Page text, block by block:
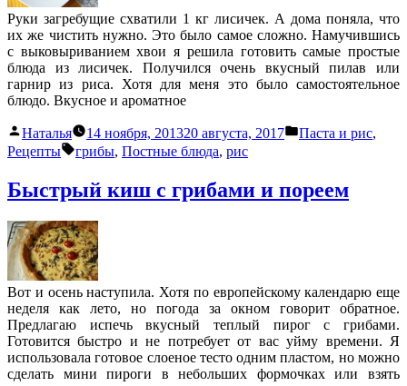
Руки загребущие схватили 1 кг лисичек. А дома поняла, что
их же чистить нужно. Это было самое сложно. Намучившись
с выковыриванием хвои я решила готовить самые простые
блюда из лисичек. Получился очень вкусный пилав или
гарнир из риса. Хотя для меня это было самостоятельное
блюдо. Вкусное и ароматное
Написано
автором
Наталья 14 ноября, 201320 августа, 2017
Написано
Паста и рис,
Рецепты
Метки:
грибы, Постные блюда, рис
Быстрый киш с грибами и пореем
Вот и осень наступила. Хотя по европейскому календарю еще
неделя как лето, но погода за окном говорит обратное.
Предлагаю испечь вкусный теплый пирог с грибами.
Готовится быстро и не потребует от вас уйму времени. Я
использовала готовое слоеное тесто одним пластом, но можно
сделать мини пироги в небольших формочках или взять